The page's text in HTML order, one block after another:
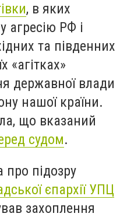
, в яких
агресію РФ і
та південних
«агітках»
державної влади
нашої країни.
що вказаний
судом.
підозру
єпархії УПЦ
захоплення